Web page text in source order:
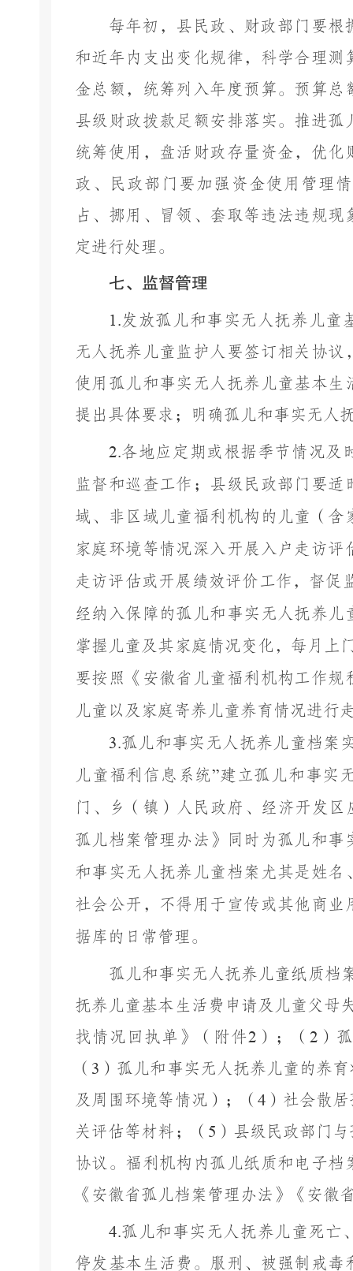
每年初， 县民政、财政部门要根
和近年内支出变化规律，科学合理
金总额，统筹列入年度预算。预算
县级 财政拨款足额安排落实。推进
统筹使用，盘活财政存量资金，优
政、民政部门要加强资金使用管理
占、挪用、冒领、套取等违法违规
定进行处理。
七、监督管理
1.发放孤儿和事实无人抚养儿童
无人抚养儿童监护人要签订相关协
使用孤儿和事实无人抚养儿童基本
提出具体要求；明确孤儿和事实无人
2.各地应定期或根据季节情况及
监督和巡查工作；县级民政部门要
域、非区域儿童福利机构的儿童（
家庭环境等情况深入开展入户走访
走访评估或开展绩效评价工作，督
经纳入保障的孤儿和事实无人抚养
掌握儿童及其家庭情况变化，每月上
要按照《安徽省儿童福利机构工作
儿童以及家庭寄养儿童养育情况进行
3.孤儿和事实无人抚养儿童档案
儿童福利信息系统”建立孤儿和事实
门 、 乡（镇）人民政府 、 经济开发区
孤儿档案管理办法》同时为孤儿和
和事实无人抚养儿童档案尤其是姓
社会公开，不得用于宣传或其他商业
据库的日常管理。
孤儿和事实无人抚养儿童纸质档
抚养儿童基本生活费申请及儿童父母
找情况回执单》
（附件2 ） ；（ 2 ）
（ 3 ）孤儿和事实无人抚养儿童的养
及周围环境等情况）；（ 4 ）社会散
关评估等材料；（ 5 ）县级民政部门
协议。福利机构内孤儿纸质和电子
《安徽省孤儿档案管理办法》《安徽
4.孤儿和事实无人抚养儿童死亡
停发基本生活费。服刑、被强制戒